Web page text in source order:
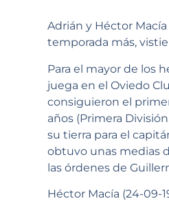
Adrián y Héctor
temporada más,
Para el mayor de los
juega en el Oviedo
consiguieron el
años (Primera
su tierra para el
obtuvo unas medias
las órdenes de
Héctor Macía (24-09-